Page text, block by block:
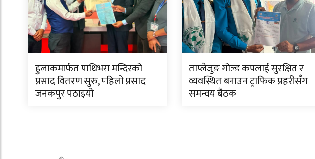
हुलाकमार्फत पाथिभरा मन्दिरको
प्रसाद वितरण सुरु, पहिलो प्रसाद
जनकपुर पठाइयो
ताप्लेजुङ गोल्ड कपलाई सुरक्षित र
व्यवस्थित बनाउन ट्राफिक प्रहरीसँग
समन्वय बैठक